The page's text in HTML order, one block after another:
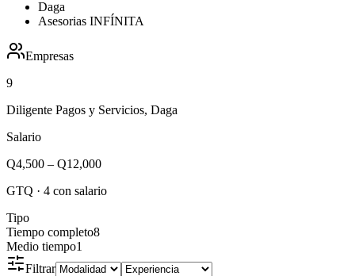
Daga
Asesorias INFÍNITA
Empresas
9
Diligente Pagos y Servicios, Daga
Salario
Q4,500 – Q12,000
GTQ · 4 con salario
Tipo
Tiempo completo8
Medio tiempo1
Filtrar